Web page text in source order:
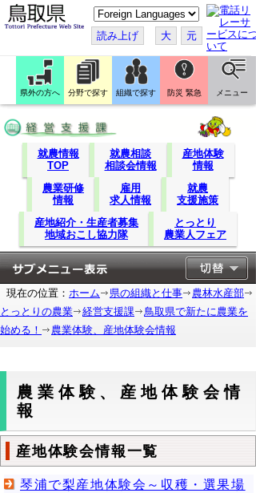
こ
の
ペ
ー
ジ
翻
訳
す
読み上げ 大 元
県外の方へ 分野で探す 組織で探す 防災 緊急 メニュー
就農情報
TOP
就農相談
相談会情報
産地体験
情報
農業研修
情報
雇用
求人情報
就農
支援施策
産地紹介・生産者募集
地域おこし協力隊
とっとり
農業人フェア
現在の位置： ホーム 県の組織と仕事
農林水産部
とっとりの農業
経営支援課
鳥取県で新たに農業を
始める！
農業体験、産地体験会情報
農業体験、産地体験会情
報
産地体験会情報一覧
琴浦で梨産地体験会～収穫・選果場